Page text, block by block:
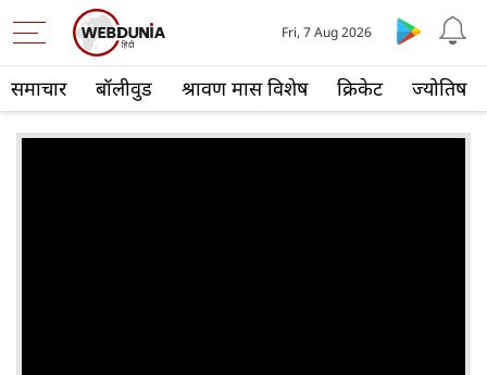
समाचार बॉलीवुड श्रावण मास विशेष क्रिकेट ज्योतिष
Fri, 7 Aug 2026